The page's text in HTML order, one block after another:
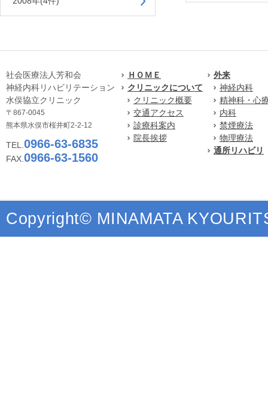
社会医療法人芳和会
神経内科リハビリテーション
水俣協立クリニック
〒867-0045
熊本県水俣市桜井町2-2-12
TEL. 0966-63-6835
FAX. 0966-63-1560
ＨＯＭＥ
クリニックについて
クリニック概要
交通アクセス
診療科案内
院長挨拶
外来
神経内科
精神科・心
内科
禁煙療法
物理療法
通所リハビリ
Copyright© MINAMATA